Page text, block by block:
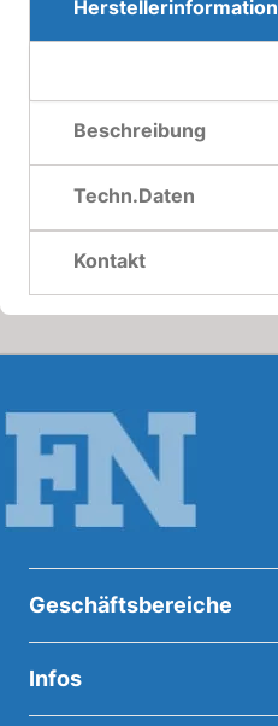
Herstellerinformation
Beschreibung
Techn.Daten
Kontakt
Geschäftsbereiche
Infos